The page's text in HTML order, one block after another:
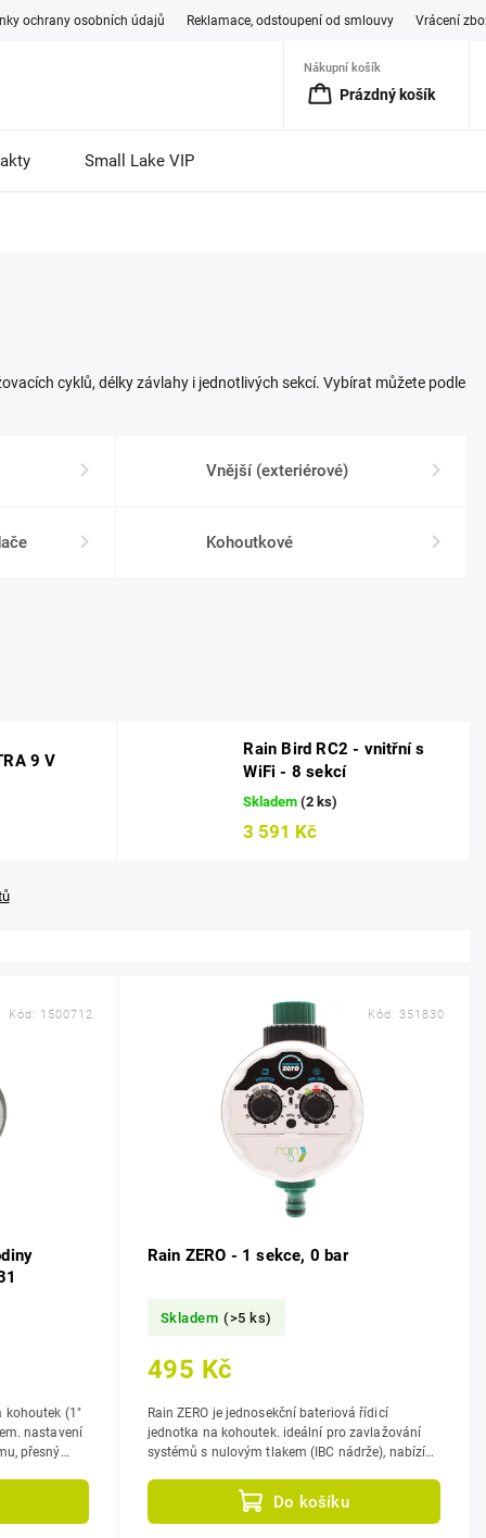
ochrany osobních údajů Reklamace, odstoupení od smlouvy Vrácení
Nákupní košík
Prázdný košík
Small Lake VIP
cyklů, délky závlahy i jednotlivých sekcí. Vybírat můžete podle
Vnější (exteriérové)
Kohoutkové
9 V
Rain Bird RC2 - vnitřní s
WiFi - 8 sekcí
Skladem(2 ks)
3 591 Kč
kohoutek (1"
přesný
Kód: 1500712
Rain ZERO - 1 sekce, 0 bar
Skladem (>5 ks)
495 Kč
Do košíku
Rain ZERO je jednosekční bateriová řídicí
jednotka na kohoutek. ideální pro zavlažování
systémů s nulovým tlakem (IBC nádrže), nabízí
Kód: 351830